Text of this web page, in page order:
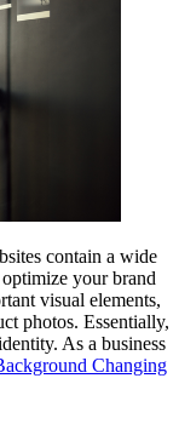
contain a wide
your brand
visual elements,
photos. Essentially,
As a business
Changing